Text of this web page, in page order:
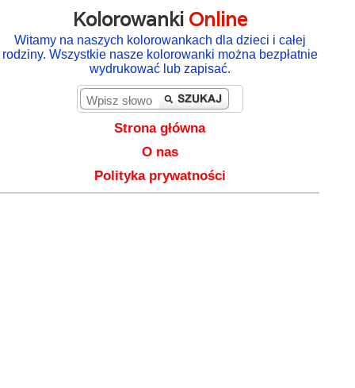
Kolorowanki Online
Witamy na naszych kolorowankach dla dzieci i całej
rodziny. Wszystkie nasze kolorowanki można bezpłatnie
wydrukować lub zapisać.
Strona główna
O nas
Polityka prywatności